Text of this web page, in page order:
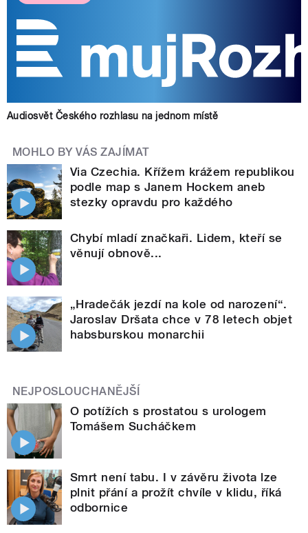
Audiosvět Českého rozhlasu na jednom místě
MOHLO BY VÁS ZAJÍMAT
Via Czechia. Křížem krážem republikou
podle map s Janem Hockem aneb
stezky opravdu pro každého
Chybí mladí značkaři. Lidem, kteří se
věnují obnově...
„Hradečák jezdí na kole od narození“.
Jaroslav Dršata chce v 78 letech objet
habsburskou monarchii
NEJPOSLOUCHANĚJŠÍ
O potížích s prostatou s urologem
Tomášem Sucháčkem
Smrt není tabu. I v závěru života lze
plnit přání a prožít chvíle v klidu, říká
odbornice